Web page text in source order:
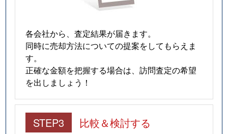
各会社から、査定結果が届きます。
同時に売却方法についての提案をしてもらえま
す。
正確な金額を把握する場合は、訪問査定の希望
を出しましょう！
STEP3 比較＆検討する